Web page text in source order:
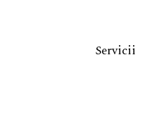
Servicii